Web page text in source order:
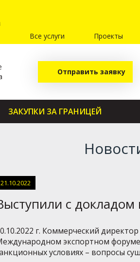
Все услуги
Проекты
Отправить заявку
ЗАКУПКИ ЗА ГРАНИЦЕЙ
21.10.2022
с докладом
г. Коммерческий
экспортном
условиях – вопросы